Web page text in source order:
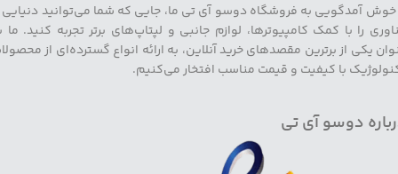
خوش آمدگویی به فروشگاه دوسو آی تی ما، جایی که شما می‌توانید دنیایی
را با کمک کامپیوترها، لوازم جانبی و لپتاپ‌های برتر تجربه کنید. ما
یکی از برترین مقصدهای خرید آنلاین، به ارائه انواع گسترده‌ای از
با کیفیت و قیمت مناسب افتخار می‌کنیم.
دوسو آی تی